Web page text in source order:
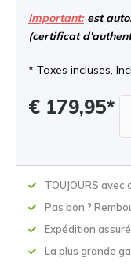
Important:est
(certificat
* Taxes incluses,
€ 179,95*
TOUJOURS
Pas bon ?
Expédition
La plus grande